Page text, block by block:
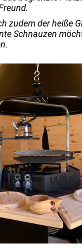
zudem der heiße
Schnauzen